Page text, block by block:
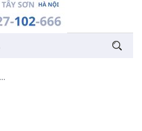
Livestream chương trình Addicthy Naked